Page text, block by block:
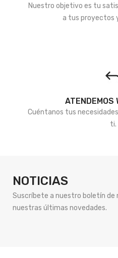
Nuestro objetivo es tu
a tus proyectos
ATENDEMOS
Cuéntanos tus
ti.
NOTICIAS
Suscríbete a nuestro boletín de
nuestras últimas novedades.